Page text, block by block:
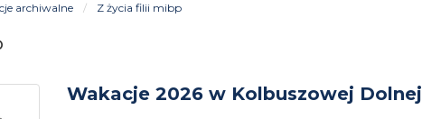
archiwalne Z życia filii mibp
Wakacje 2026 w Kolbuszowej Dolnej